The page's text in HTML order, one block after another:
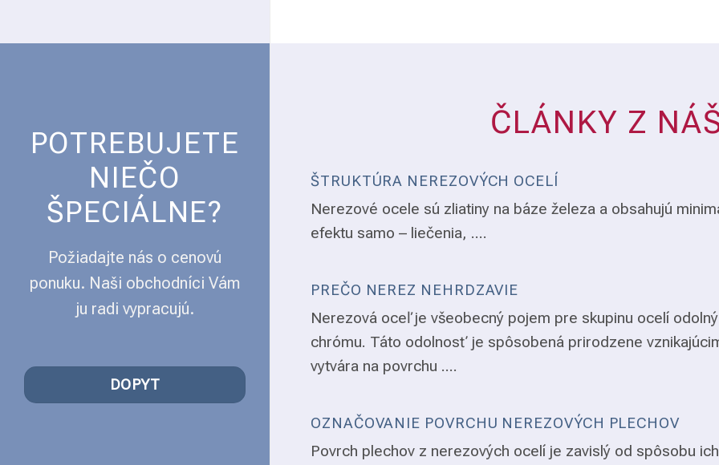
POTREBUJETE
NIEČO
ŠPECIÁLNE?
Požiadajte nás o cenovú
ponuku. Naši obchodníci Vám
ju radi vypracujú.
DOPYT
ČLÁNKY Z
ŠTRUKTÚRA NEREZOVÝCH OCELÍ
Nerezové ocele sú zliatiny na báze železa a obsahujú
efektu samo – liečenia, ....
PREČO NEREZ NEHRDZAVIE
Nerezová oceľ je všeobecný pojem pre skupinu ocelí
chrómu. Táto odolnosť je spôsobená prirodzene
vytvára na povrchu ....
OZNAČOVANIE POVRCHU NEREZOVÝCH PLECHOV
Povrch plechov z nerezových ocelí je zavislý od spôsobu